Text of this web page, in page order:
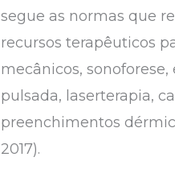
segue as normas que
recursos terapêuticos
mecânicos,
pulsada, laserterapia,
preenchimentos
2017).